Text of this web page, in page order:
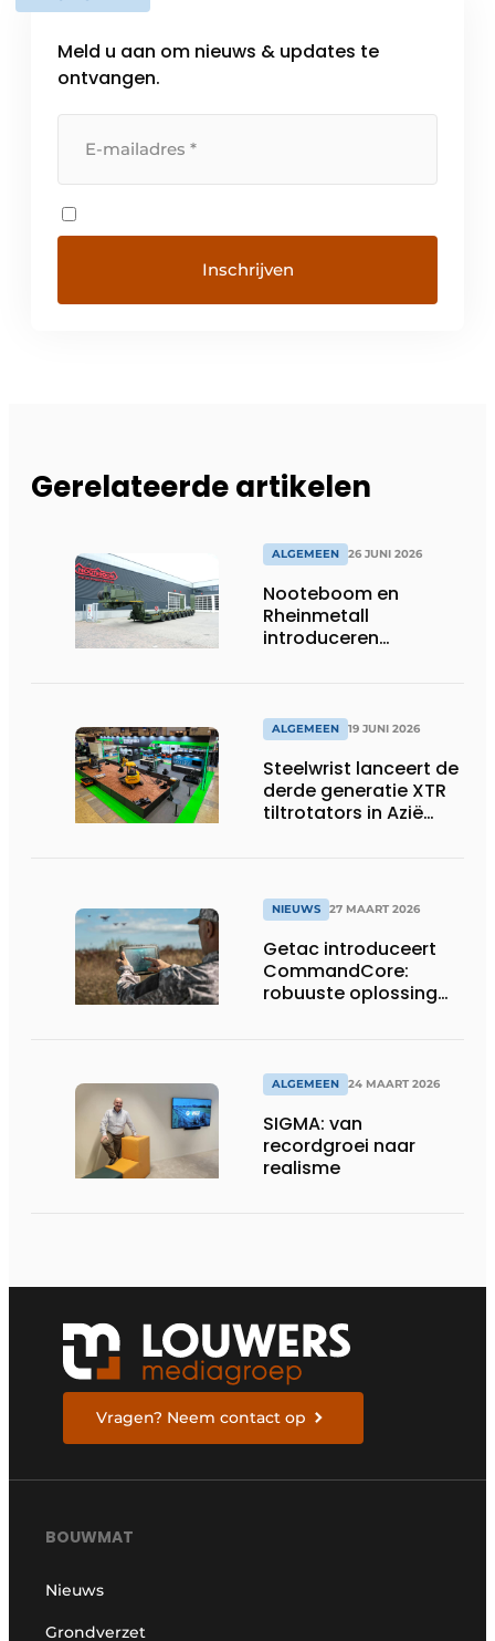
Meld u aan om nieuws & updates te
ontvangen.
Gerelateerde artikelen
ALGEMEEN 26 JUNI 2026
Nooteboom en
Rheinmetall
introduceren
ALGEMEEN 19 JUNI 2026
Steelwrist lanceert de
derde generatie XTR
tiltrotators in Azië
NIEUWS 27 MAART 2026
Getac introduceert
CommandCore:
robuuste oplossing
ALGEMEEN 24 MAART 2026
SIGMA: van
recordgroei naar
realisme
Vragen? Neem contact op
BOUWMAT
Nieuws
Grondverzet